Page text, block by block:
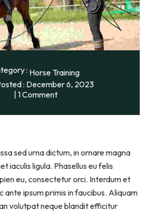
: Horse Training
: December 6, 2023
1 Comment
sed urna dictum, in ornare magna
iaculis ligula. Phasellus eu felis
eu, consectetur orci. Interdum et
ante ipsum primis in faucibus. Aliquam
volutpat neque blandit efficitur